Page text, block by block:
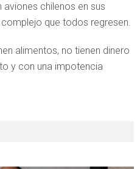
chilenos en sus
que todos regresen.
alimentos, no tienen dinero
y con una impotencia